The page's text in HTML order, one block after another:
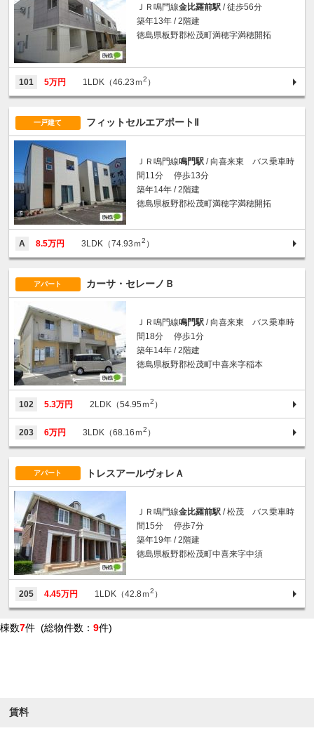
ＪＲ鳴門線金比羅前駅 / 徒歩56分
築年13年 / 2階建
徳島県板野郡松茂町満穂字満穂開拓
101 5万円 1LDK（46.23ｍ2 ）
一戸建て フィットセルエアポートⅡ
ＪＲ鳴門線鳴門駅 / 向喜来東 バス乗車時
間11分 停歩13分
築年14年 / 2階建
徳島県板野郡松茂町満穂字満穂開拓
A 8.5万円 3LDK（74.93ｍ2 ）
アパート カーサ・セレーノＢ
ＪＲ鳴門線鳴門駅 / 向喜来東 バス乗車時
間18分 停歩1分
築年14年 / 2階建
徳島県板野郡松茂町中喜来字稲本
102 5.3万円 2LDK（54.95ｍ2 ）
203 6万円 3LDK（68.16ｍ2 ）
アパート トレスアールヴォレＡ
ＪＲ鳴門線金比羅前駅 / 松茂 バス乗車時
間15分 停歩7分
築年19年 / 2階建
徳島県板野郡松茂町中喜来字中須
205 4.45万円 1LDK（42.8ｍ2 ）
棟数7件 (総物件数： 9件)
賃料